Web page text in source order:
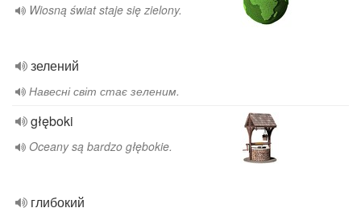
Wiosną świat staje się zielony.
зелений
Навесні світ стає зеленим.
głęboki
Oceany są bardzo głębokie.
глибокий